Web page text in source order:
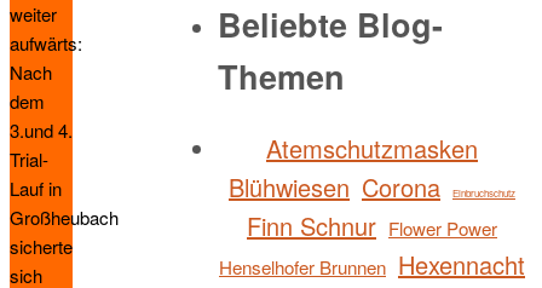
weiter
aufwärts:
Nach
dem
3.und 4.
Trial-
Lauf in
Großheubach
sicherte
sich
Beliebte Blog-
Themen
Atemschutzmasken
Blühwiesen Corona Einbruchschutz
Finn Schnur Flower Power
Henselhofer Brunnen Hexennacht